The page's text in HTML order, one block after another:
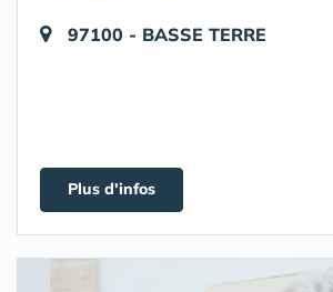
97100 - BASSE TERRE
Plus d'infos